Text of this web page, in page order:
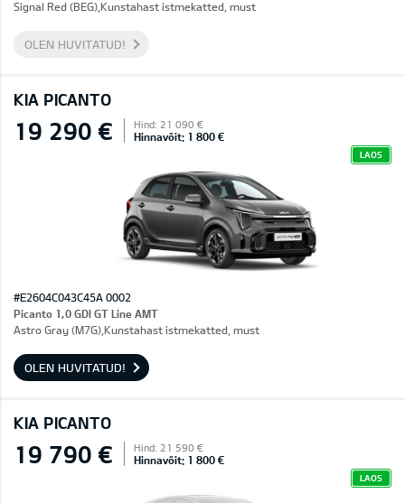
Signal Red (BEG),Kunstahast istmekatted, must
OLEN HUVITATUD!
KIA PICANTO
19 290 € Hind: 21 090 €
Hinnavõit: 1 800 €
LAOS
#E2604C043C45A 0002
Picanto 1,0 GDI GT Line AMT
Astro Gray (M7G),Kunstahast istmekatted, must
OLEN HUVITATUD!
KIA PICANTO
19 790 € Hind: 21 590 €
Hinnavõit: 1 800 €
LAOS